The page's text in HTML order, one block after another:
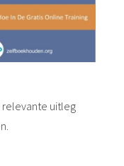
uitleg